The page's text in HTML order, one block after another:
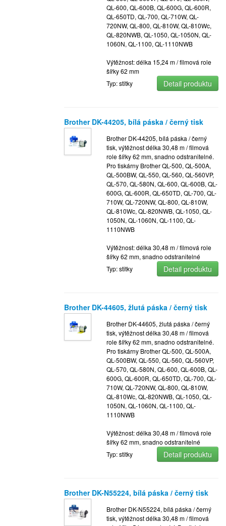
QL-600, QL-600B, QL-600G, QL-600R,
QL-650TD, QL-700, QL-710W, QL-
720NW, QL-800, QL-810W, QL-810Wc,
QL-820NWB, QL-1050, QL-1050N, QL-
1060N, QL-1100, QL-1110NWB
Výtěžnost: délka 15,24 m / filmová role
šířky 62 mm
Typ: stitky
Detail produktu
Brother DK-44205, bílá páska / černý tisk
Brother DK-44205, bílá páska / černý
tisk, výtěžnost délka 30,48 m / filmová
role šířky 62 mm, snadno odstranitelné.
Pro tiskárny Brother QL-500, QL-500A,
QL-500BW, QL-550, QL-560, QL-560VP,
QL-570, QL-580N, QL-600, QL-600B, QL-
600G, QL-600R, QL-650TD, QL-700, QL-
710W, QL-720NW, QL-800, QL-810W,
QL-810Wc, QL-820NWB, QL-1050, QL-
1050N, QL-1060N, QL-1100, QL-
1110NWB
Výtěžnost: délka 30,48 m / filmová role
šířky 62 mm, snadno odstranitelné
Typ: stitky
Detail produktu
Brother DK-44605, žlutá páska / černý tisk
Brother DK-44605, žlutá páska / černý
tisk, výtěžnost délka 30,48 m / filmová
role šířky 62 mm, snadno odstranitelné.
Pro tiskárny Brother QL-500, QL-500A,
QL-500BW, QL-550, QL-560, QL-560VP,
QL-570, QL-580N, QL-600, QL-600B, QL-
600G, QL-600R, QL-650TD, QL-700, QL-
710W, QL-720NW, QL-800, QL-810W,
QL-810Wc, QL-820NWB, QL-1050, QL-
1050N, QL-1060N, QL-1100, QL-
1110NWB
Výtěžnost: délka 30,48 m / filmová role
šířky 62 mm, snadno odstranitelné
Typ: stitky
Detail produktu
Brother DK-N55224, bílá páska / černý tisk
Brother DK-N55224, bílá páska / černý
tisk, výtěžnost délka 30,48 m / filmová